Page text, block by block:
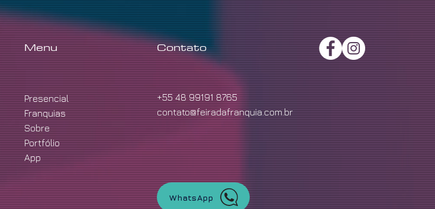
Menu
Presencial
Franquias
Sobre
Portfólio
App
Contato
+55 48 99191 8765
contato@feiradafranquia.com.br
WhatsApp